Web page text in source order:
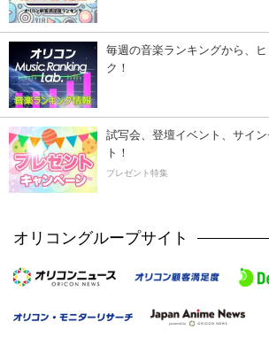
毎週の音楽ランキングから、
ク！
試写会、登壇イベント、サイ
ト！
プレゼント特集
オリコングループサイト